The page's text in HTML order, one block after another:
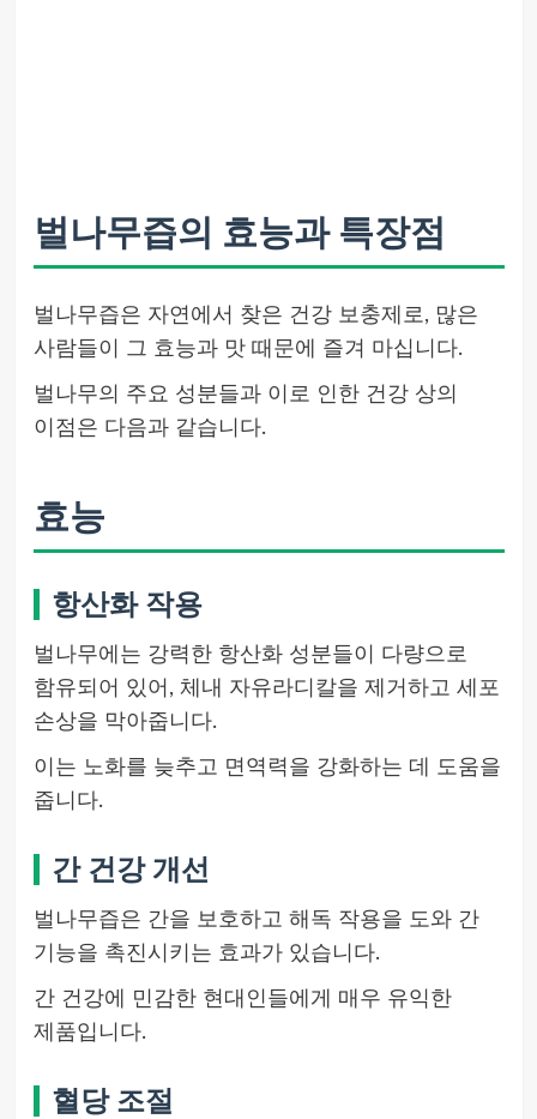
벌나무즙의 효능과 특장점
벌나무즙은 자연에서 찾은 건강 보충제로, 많은
사람들이 그 효능과 맛 때문에 즐겨 마십니다.
벌나무의 주요 성분들과 이로 인한 건강 상의
이점은 다음과 같습니다.
효능
항산화 작용
벌나무에는 강력한 항산화 성분들이 다량으로
함유되어 있어, 체내 자유라디칼을 제거하고 세포
손상을 막아줍니다.
이는 노화를 늦추고 면역력을 강화하는 데 도움을
줍니다.
간 건강 개선
벌나무즙은 간을 보호하고 해독 작용을 도와 간
기능을 촉진시키는 효과가 있습니다.
간 건강에 민감한 현대인들에게 매우 유익한
제품입니다.
혈당 조절